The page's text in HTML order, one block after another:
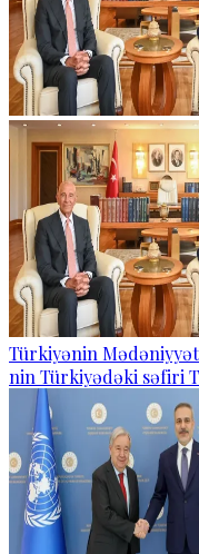
Türkiyənin
nin Türkiyədəki səfiri